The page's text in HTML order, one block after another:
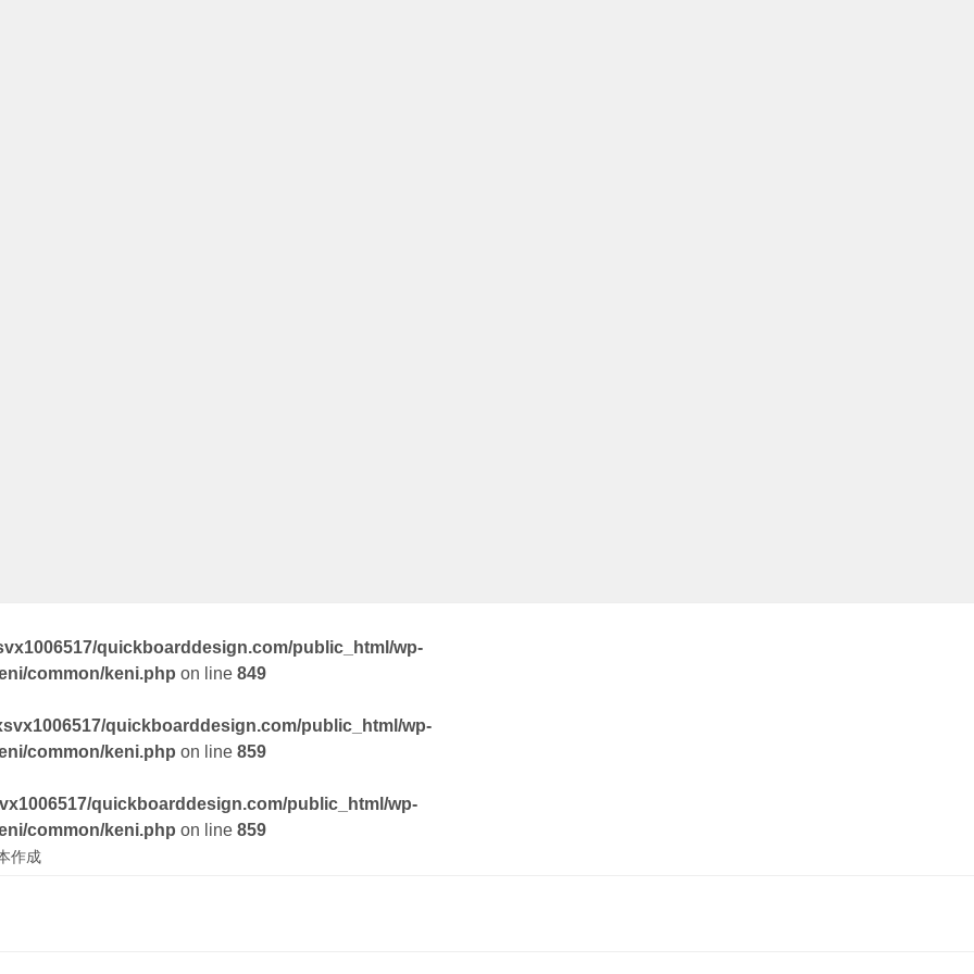
quickboarddesign.com/public_html/wp-
common/keni.php on line 849
quickboarddesign.com/public_html/wp-
common/keni.php on line 859
quickboarddesign.com/public_html/wp-
common/keni.php on line 859
作成